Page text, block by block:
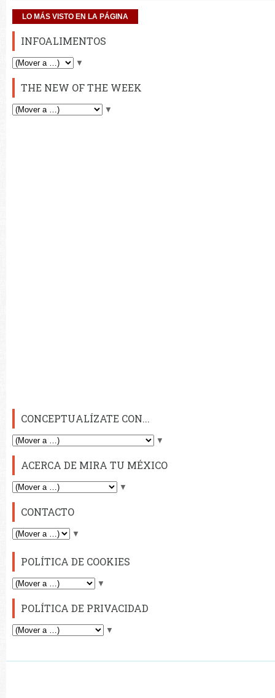
LO MÁS VISTO EN LA PÁGINA
INFOALIMENTOS
▼
THE NEW OF THE WEEK
▼
CONCEPTUALÍZATE CON...
▼
ACERCA DE MIRA TU MÉXICO
▼
CONTACTO
▼
POLÍTICA DE COOKIES
▼
POLÍTICA DE PRIVACIDAD
▼